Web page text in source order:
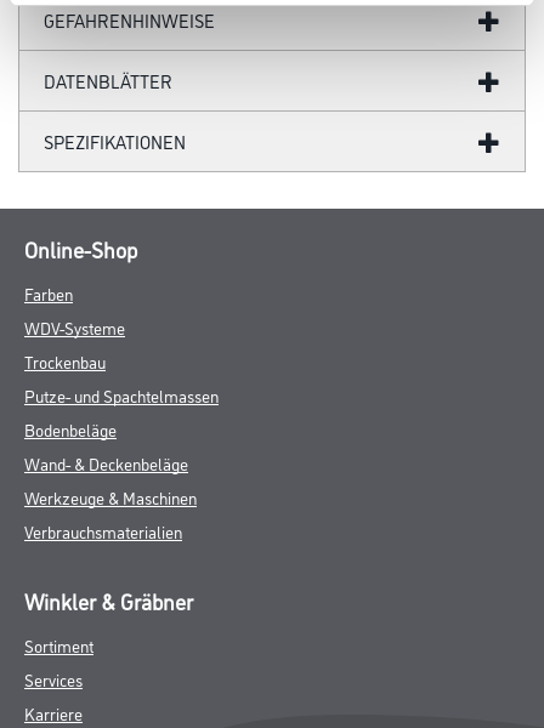
GEFAHRENHINWEISE
DATENBLÄTTER
SPEZIFIKATIONEN
Online-Shop
Farben
WDV-Systeme
Trockenbau
Putze- und Spachtelmassen
Bodenbeläge
Wand- & Deckenbeläge
Werkzeuge & Maschinen
Verbrauchsmaterialien
Winkler & Gräbner
Sortiment
Services
Karriere